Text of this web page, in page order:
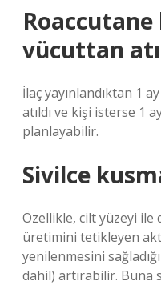
Roaccutane
vücuttan
İlaç yayınlandıktan 1
atıldı ve kişi isterse 1
planlayabilir.
Sivilce
Özellikle, cilt yüzeyi ile
üretimini tetikleyen
yenilenmesini
dahil) artırabilir. Buna